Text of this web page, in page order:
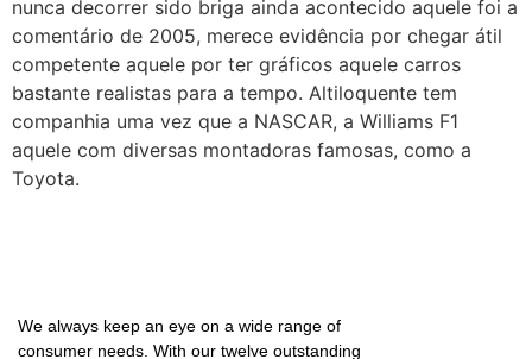
nunca decorrer sido briga ainda acontecido aquele foi a
comentário de 2005, merece evidência por chegar átil
competente aquele por ter gráficos aquele carros
bastante realistas para a tempo. Altiloquente tem
companhia uma vez que a NASCAR, a Williams F1
aquele com diversas montadoras famosas, como a
Toyota.
We always keep an eye on a wide range of
consumer needs. With our twelve outstanding